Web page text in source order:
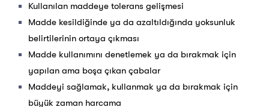
Kullanılan maddeye tolerans gelişmesi
Madde kesildiğinde ya da azaltıldığında yoksunluk
belirtilerinin ortaya çıkması
Madde kullanımını denetlemek ya da bırakmak için
yapılan ama boşa çıkan çabalar
Maddeyi sağlamak, kullanmak ya da bırakmak için
büyük zaman harcama